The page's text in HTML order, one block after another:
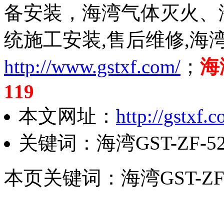
备安装，海湾气体灭火
统施工安装,售后维修,海
http://www.gstxf.com/ ； 海
119
本文网址： http://
关键词：海湾GST-ZF-
本页关键词：海湾GST-